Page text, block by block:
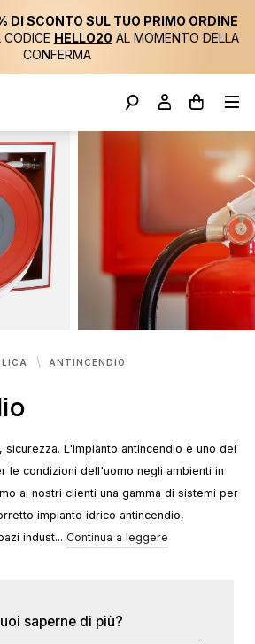
DI SCONTO SUL TUO PRIMO ORDINE
HELLO20 AL MOMENTO DELLA
CONFERMA
ANTINCENDIO
L'impianto antincendio è uno dei
le condizioni dell'uomo negli ambienti in
ai nostri clienti una gamma di sistemi per
impianto idrico antincendio,
indust... Continua a leggere
saperne di più?